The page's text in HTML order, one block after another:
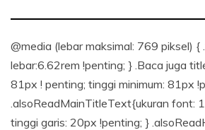
@media (lebar maksimal: 769 piksel)
lebar:6.62rem !penting; } .Baca juga
81px ! penting; tinggi minimum: 81px
.alsoReadMainTitleText{ukuran font:
tinggi garis: 20px !penting; }